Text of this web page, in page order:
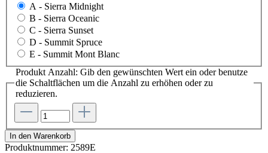
A - Sierra Midnight
B - Sierra Oceanic
C - Sierra Sunset
D - Summit Spruce
E - Summit Mont Blanc
Produkt Anzahl: Gib den gewünschten Wert ein oder benutze
die Schaltflächen um die Anzahl zu erhöhen oder zu
reduzieren.
In den Warenkorb
Produktnummer: 2589E